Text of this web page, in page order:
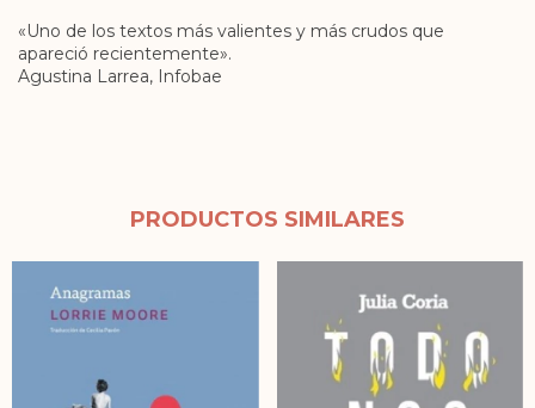
«Uno de los textos más valientes y más crudos que
apareció recientemente».
Agustina Larrea, Infobae
PRODUCTOS SIMILARES